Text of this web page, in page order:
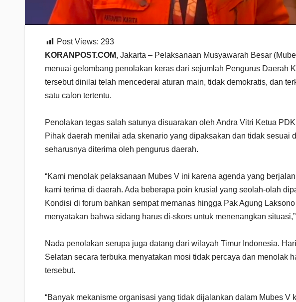
Post Views: 293
KORANPOST.COM, Jakarta – Pelaksanaan Musyawarah Besar
menuai gelombang penolakan keras dari sejumlah Pengurus Daerah
tersebut dinilai telah mencederai aturan main, tidak demokratis, dan
satu calon tertentu.
Penolakan tegas salah satunya disuarakan oleh Andra Vitri Ketua
Pihak daerah menilai ada skenario yang dipaksakan dan tidak sesuai
seharusnya diterima oleh pengurus daerah.
“Kami menolak pelaksanaan Mubes V ini karena agenda yang
kami terima di daerah. Ada beberapa poin krusial yang seolah-olah
Kondisi di forum bahkan sempat memanas hingga Pak Agung
menyatakan bahwa sidang harus di-skors untuk menenangkan
Nada penolakan serupa juga datang dari wilayah Timur Indonesia.
Selatan secara terbuka menyatakan mosi tidak percaya dan menolak
tersebut.
“Banyak mekanisme organisasi yang tidak dijalankan dalam Mubes